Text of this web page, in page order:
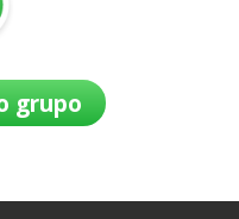
grupo